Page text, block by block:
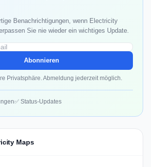
Benachrichtigungen, wenn Electricity
Sie nie wieder ein wichtiges Update.
Abonnieren
Privatsphäre. Abmeldung jederzeit möglich.
✅ Status-Updates
Maps